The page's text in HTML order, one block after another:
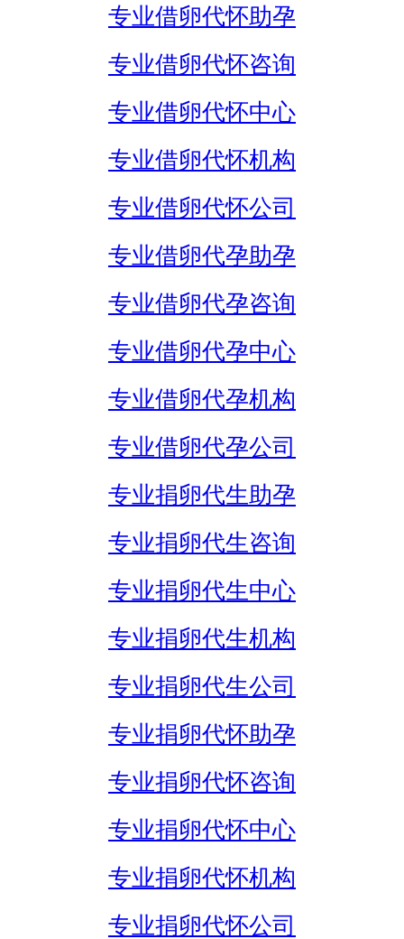
专业借卵代怀助孕
专业借卵代怀咨询
专业借卵代怀中心
专业借卵代怀机构
专业借卵代怀公司
专业借卵代孕助孕
专业借卵代孕咨询
专业借卵代孕中心
专业借卵代孕机构
专业借卵代孕公司
专业捐卵代生助孕
专业捐卵代生咨询
专业捐卵代生中心
专业捐卵代生机构
专业捐卵代生公司
专业捐卵代怀助孕
专业捐卵代怀咨询
专业捐卵代怀中心
专业捐卵代怀机构
专业捐卵代怀公司